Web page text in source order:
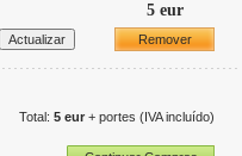
5 eur
Remover
Total: 5 eur + portes (IVA incluído)